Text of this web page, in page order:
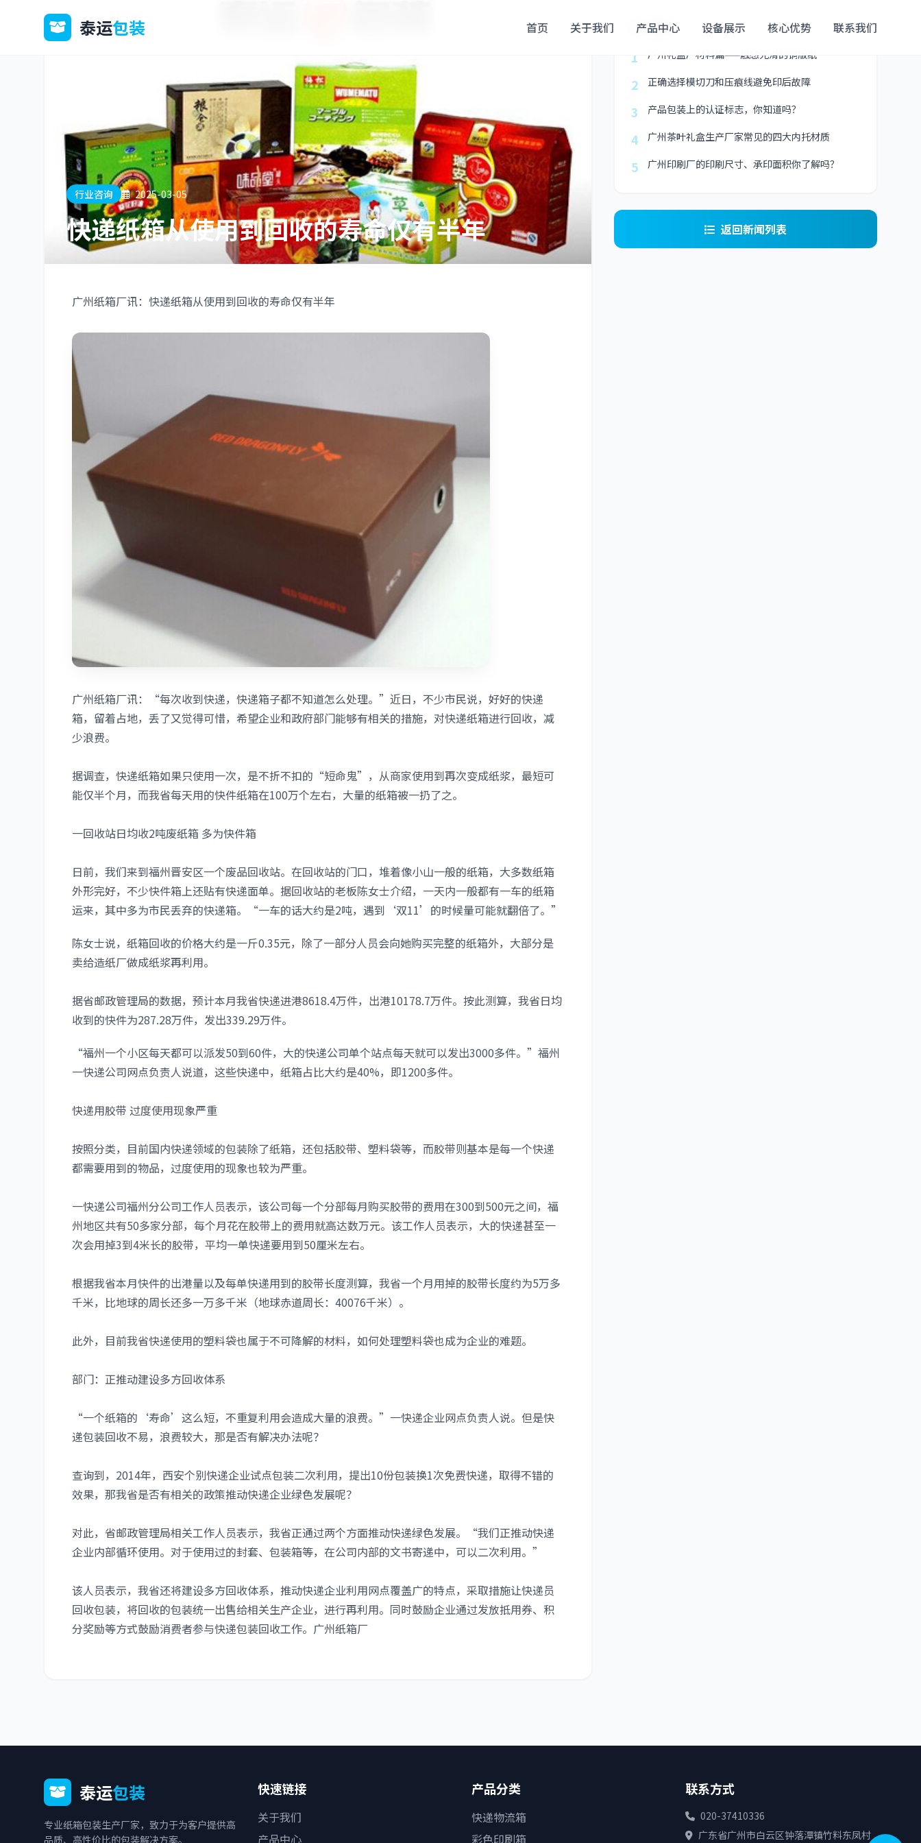
泰运包装 首页 关于我们 产品中心 设备展示 核心优势 联系我们
行业咨询 2025-03-05
快递纸箱从使用到回收的寿命仅有半年
广州纸箱厂讯：快递纸箱从使用到回收的寿命仅有半年
广州纸箱厂讯：“每次收到快递，快递箱子都不知道怎么处理。”近日，不少市民说，好好的快递
箱，留着占地，丢了又觉得可惜，希望企业和政府部门能够有相关的措施，对快递纸箱进行回收，减
少浪费。
据调查，快递纸箱如果只使用一次，是不折不扣的“短命鬼”，从商家使用到再次变成纸浆，最短可
能仅半个月，而我省每天用的快件纸箱在100万个左右，大量的纸箱被一扔了之。
一回收站日均收2吨废纸箱 多为快件箱
日前，我们来到福州晋安区一个废品回收站。在回收站的门口，堆着像小山一般的纸箱，大多数纸箱
外形完好，不少快件箱上还贴有快递面单。据回收站的老板陈女士介绍，一天内一般都有一车的纸箱
运来，其中多为市民丢弃的快递箱。“一车的话大约是2吨，遇到‘双11’的时候量可能就翻倍了。”
陈女士说，纸箱回收的价格大约是一斤0.35元，除了一部分人员会向她购买完整的纸箱外，大部分是
卖给造纸厂做成纸浆再利用。
据省邮政管理局的数据，预计本月我省快递进港8618.4万件，出港10178.7万件。按此测算，我省日均
收到的快件为287.28万件，发出339.29万件。
“福州一个小区每天都可以派发50到60件，大的快递公司单个站点每天就可以发出3000多件。”福州
一快递公司网点负责人说道，这些快递中，纸箱占比大约是40%，即1200多件。
快递用胶带 过度使用现象严重
按照分类，目前国内快递领域的包装除了纸箱，还包括胶带、塑料袋等，而胶带则基本是每一个快递
都需要用到的物品，过度使用的现象也较为严重。
一快递公司福州分公司工作人员表示，该公司每一个分部每月购买胶带的费用在300到500元之间，福
州地区共有50多家分部，每个月花在胶带上的费用就高达数万元。该工作人员表示，大的快递甚至一
次会用掉3到4米长的胶带，平均一单快递要用到50厘米左右。
根据我省本月快件的出港量以及每单快递用到的胶带长度测算，我省一个月用掉的胶带长度约为5万多
千米，比地球的周长还多一万多千米（地球赤道周长：40076千米）。
此外，目前我省快递使用的塑料袋也属于不可降解的材料，如何处理塑料袋也成为企业的难题。
部门：正推动建设多方回收体系
“一个纸箱的‘寿命’这么短，不重复利用会造成大量的浪费。”一快递企业网点负责人说。但是快
递包装回收不易，浪费较大，那是否有解决办法呢？
查询到，2014年，西安个别快递企业试点包装二次利用，提出10份包装换1次免费快递，取得不错的
效果，那我省是否有相关的政策推动快递企业绿色发展呢？
对此，省邮政管理局相关工作人员表示，我省正通过两个方面推动快递绿色发展。“我们正推动快递
企业内部循环使用。对于使用过的封套、包装箱等，在公司内部的文书寄递中，可以二次利用。”
该人员表示，我省还将建设多方回收体系，推动快递企业利用网点覆盖广的特点，采取措施让快递员
回收包装，将回收的包装统一出售给相关生产企业，进行再利用。同时鼓励企业通过发放抵用券、积
分奖励等方式鼓励消费者参与快递包装回收工作。广州纸箱厂
最新
1
广州礼盒厂材料篇——触感光滑的铜版纸
2 正确选择模切刀和压痕线避免印后故障
3 产品包装上的认证标志，你知道吗？
4 广州茶叶礼盒生产厂家常见的四大内托材质
5 广州印刷厂的印刷尺寸、承印面积你了解吗？
返回新闻列表
泰运包装
专业纸箱包装生产厂家，致力于为客户提供高
品质、高性价比的包装解决方案。
快速链接
关于我们
产品中心
产品分类
快递物流箱
彩色印刷箱
联系方式
020-37410336
广东省广州市白云区钟落潭镇竹料东凤村